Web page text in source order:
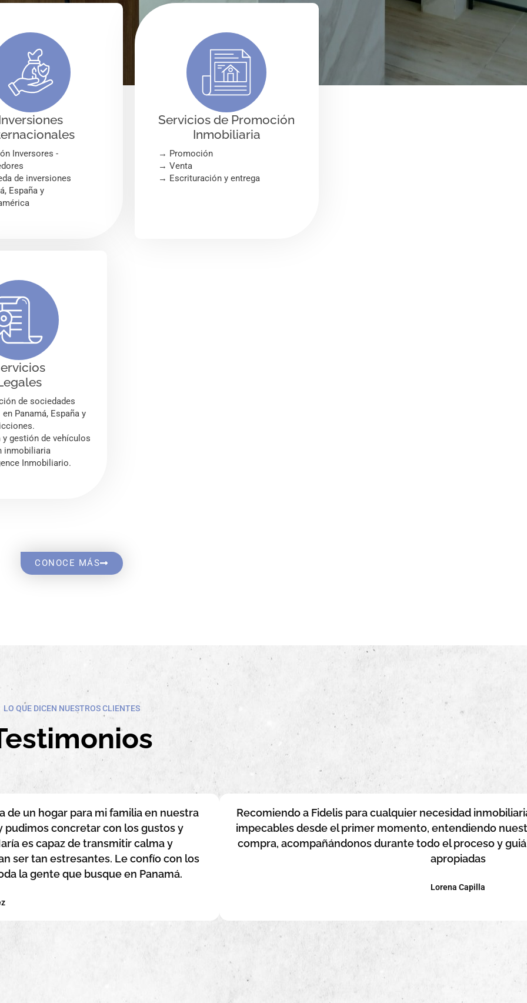
Inversores -
de inversiones
España y
Servicios de Promoción
Inmobiliaria
→ Promoción
→ Venta
→ Escrituración y entrega
de sociedades
Panamá, España y
gestión de vehículos
inmobiliaria
Inmobiliario.
CONOCE MÁS
LO QUE DICEN NUESTROS CLIENTES
de un hogar para mi familia en nuestra
pudimos concretar con los gustos y
es capaz de transmitir calma y
ser tan estresantes. Le confío con los
la gente que busque en Panamá.
Recomiendo a Fidelis para cualquier necesidad
impecables desde el primer momento, entendiendo
compra, acompañándonos durante todo el proceso y
apropiadas
Lorena Capilla